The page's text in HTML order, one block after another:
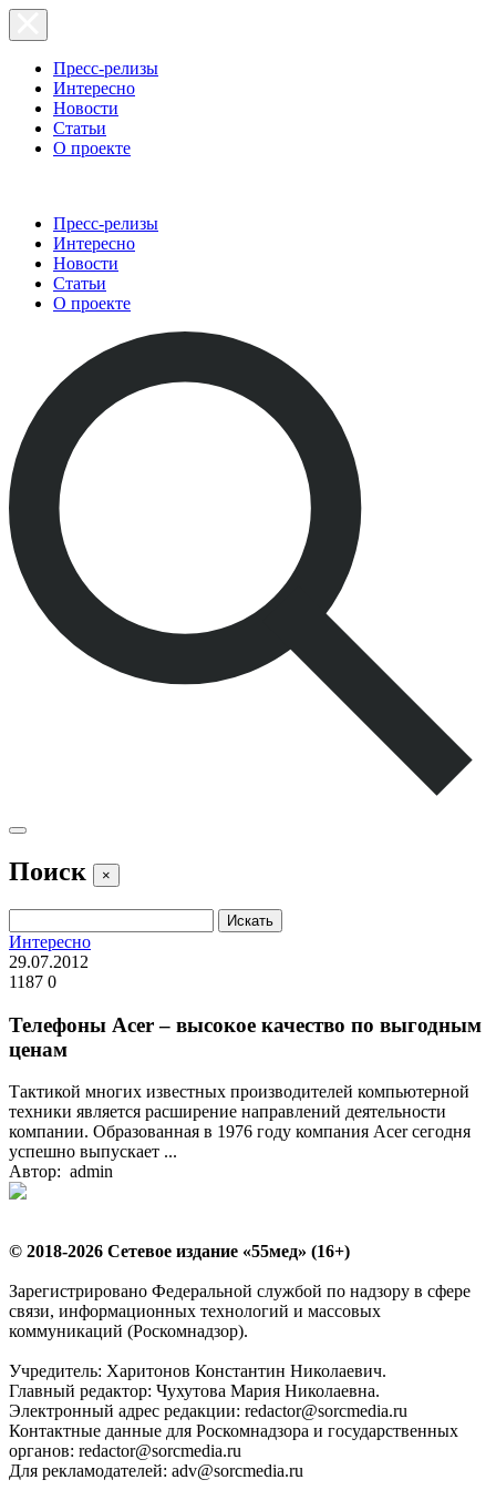
Пресс-релизы
Интересно
Новости
Статьи
О проекте
Пресс-релизы
Интересно
Новости
Статьи
О проекте
Поиск ×
Интересно
29.07.2012
1187 0
Телефоны Acer – высокое качество по выгодным
ценам
Тактикой многих известных производителей компьютерной
техники является расширение направлений деятельности
компании. Образованная в 1976 году компания Acer сегодня
успешно выпускает ...
Автор: admin
© 2018-2026 Сетевое издание «55мед» (16+)
Зарегистрировано Федеральной службой по надзору в сфере
связи, информационных технологий и массовых
коммуникаций (Роскомнадзор).
Учредитель: Харитонов Константин Николаевич.
Главный редактор: Чухутова Мария Николаевна.
Электронный адрес редакции: redactor@sorcmedia.ru
Контактные данные для Роскомнадзора и государственных
органов: redactor@sorcmedia.ru
Для рекламодателей: adv@sorcmedia.ru